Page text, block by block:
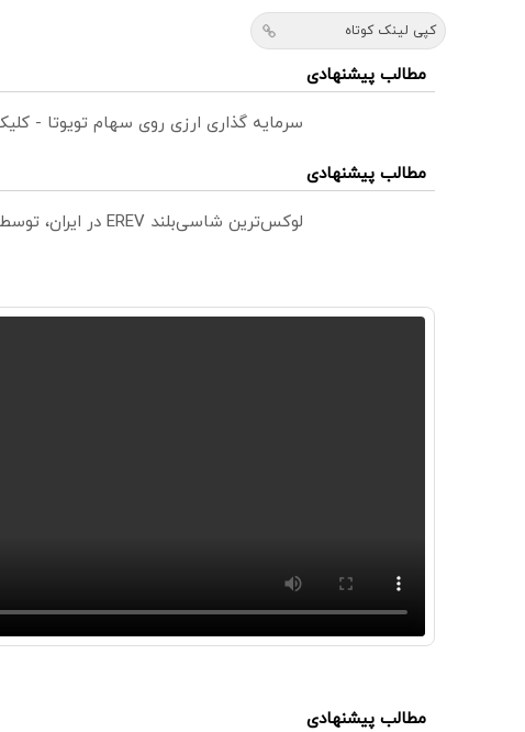
کپی لینک کوتاه
مطالب پیشنهادی
سرمایه گذاری ارزی روی سهام تویوتا -
مطالب پیشنهادی
لوکس‌ترین شاسی‌بلند EREV در ایران، توسط نیکا موتور رونمایی شد!
مطالب پیشنهادی